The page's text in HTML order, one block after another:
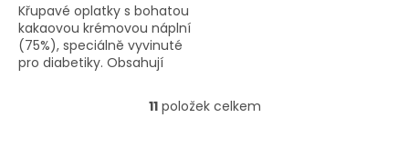
Křupavé oplatky s bohatou
kakaovou krémovou náplní
(75%), speciálně vyvinuté
pro diabetiky. Obsahují
jsou obohacené o kyselinu
O
11položek celkem